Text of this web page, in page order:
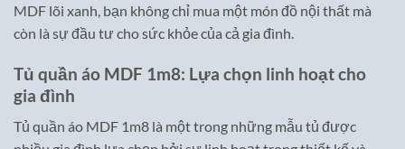
MDF lõi xanh, bạn không chỉ mua một món đồ nội thất mà
còn là sự đầu tư cho sức khỏe của cả gia đình.
Tủ quần áo MDF 1m8: Lựa chọn linh hoạt cho
gia đình
Tủ quần áo MDF 1m8 là một trong những mẫu tủ được